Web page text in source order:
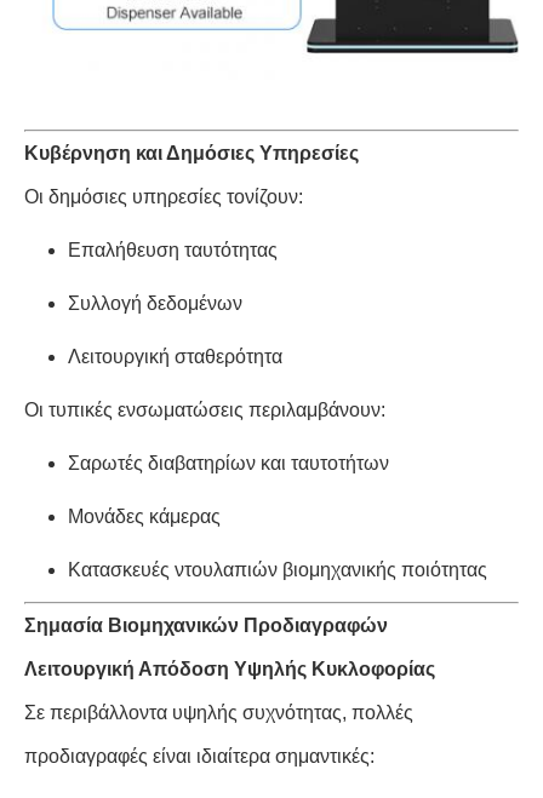
Κυβέρνηση και Δημόσιες Υπηρεσίες
Οι δημόσιες υπηρεσίες τονίζουν:
Επαλήθευση ταυτότητας
Συλλογή δεδομένων
Λειτουργική σταθερότητα
Οι τυπικές ενσωματώσεις περιλαμβάνουν:
Σαρωτές διαβατηρίων και ταυτοτήτων
Μονάδες κάμερας
Κατασκευές ντουλαπιών βιομηχανικής ποιότητας
Σημασία Βιομηχανικών Προδιαγραφών
Λειτουργική Απόδοση Υψηλής Κυκλοφορίας
Σε περιβάλλοντα υψηλής συχνότητας, πολλές
προδιαγραφές είναι ιδιαίτερα σημαντικές: